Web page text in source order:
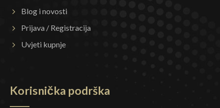
Blog i novosti
Prijava / Registracija
Uvjeti kupnje
Korisnička podrška